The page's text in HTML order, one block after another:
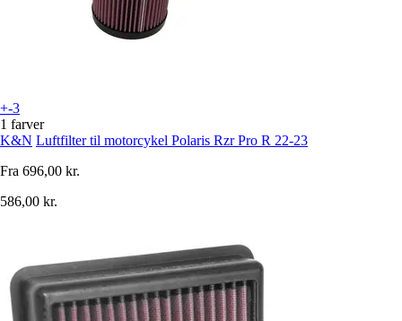
+-3
1 farver
K&N Luftfilter til motorcykel Polaris Rzr Pro R 22-23
Fra 696,00 kr.
586,00 kr.